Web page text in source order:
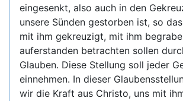
eingesenkt, also auch in den
unsere Sünden gestorben ist, so
mit ihm gekreuzigt, mit ihm
auferstanden betrachten sollen
Glauben. Diese Stellung soll jeder
einnehmen. In dieser
wir die Kraft aus Christo, uns mit